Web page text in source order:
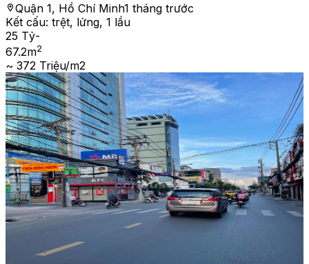
Quận 1, Hồ Chí Minh1 tháng trước
Kết cấu: trệt, lửng, 1 lầu
25 Tỷ-
67.2m2
~ 372 Triệu/m2